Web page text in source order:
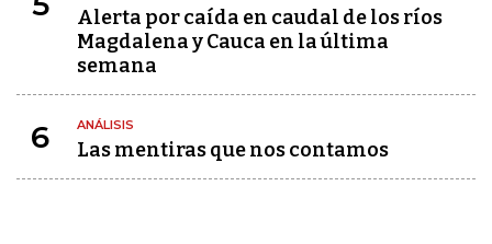
Alerta por caída en caudal de los ríos
Magdalena y Cauca en la última
semana
6 ANÁLISIS
Las mentiras que nos contamos